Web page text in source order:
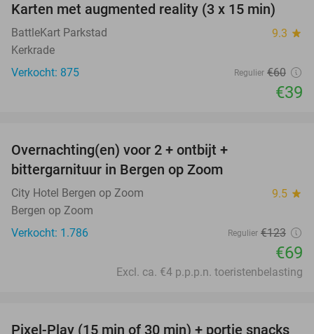
35%
Karten met augmented reality (3 x 15 min)
BattleKart Parkstad 9.3 star
Kerkrade
Verkocht: 875
Regulier €60
€39
Overnachting(en) voor 2 + ontbijt +
bittergarnituur in Bergen op Zoom
City Hotel Bergen op Zoom 9.5 star
Bergen op Zoom
Verkocht: 1.786
Regulier €123
€69
Excl. ca. €4 p.p.p.n. toeristenbelasting
Pixel-Play (15 min of 30 min) + portie snacks